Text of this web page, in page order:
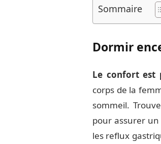
Sommaire
Dormir
Le confort est
corps de la
sommeil.
pour assurer un
les reflux